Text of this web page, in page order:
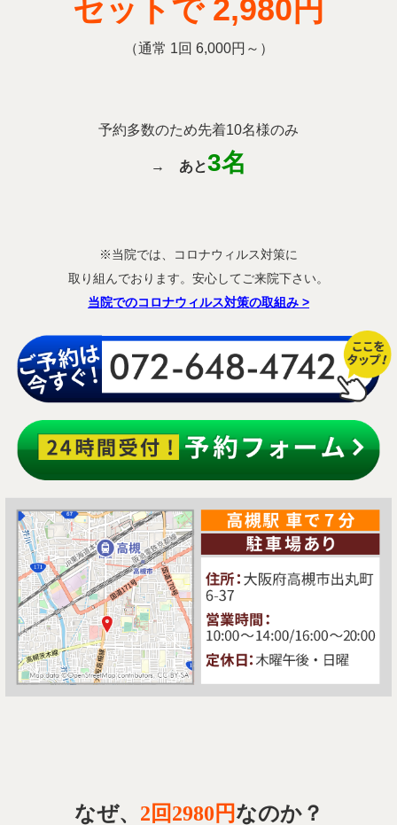
セットで 2,980円
（通常 1回 6,000円～）
予約多数のため先着10名様のみ
→ あと3名
※当院では、コロナウィルス対策に
取り組んでおります。安心してご来院下さい。
当院でのコロナウィルス対策の取組み >
なぜ、 2回2980円なのか？